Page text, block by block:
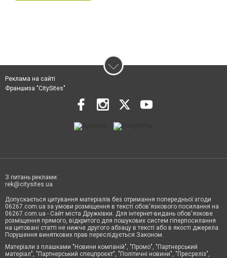
Реклама на сайті
Франшиза "CitySites"
З питань реклами:
rek@citysites.ua
Допускається цитування матеріалів без отримання попередньої згоди
06267.com.ua за умови розміщення в тексті обов'язкового посилання на
06267.com.ua - Сайт міста Дружківки. Для інтернет-видань обов'язкове
розміщення прямого, відкритого для пошукових систем гіперпосилання
на цитовані статті не нижче другого абзацу в тексті або в якості джерела.
Порушення виняткових прав переслідується Законом.
Матеріали з плашками "Новини компаній", "Промо", "Партнерський
матеріал", "Партнерський спецпроєкт", "Політичні новини", "Пресреліз",